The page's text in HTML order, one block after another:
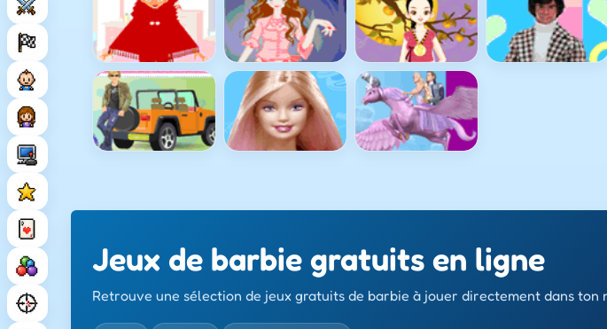
Jeux de barbie gratuits en ligne
Retrouve une sélection de jeux gratuits de barbie à jouer directement dans